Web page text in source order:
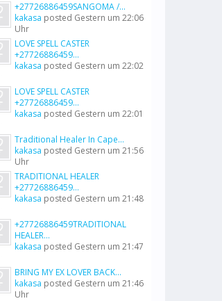
+27726886459SANGOMA /...
kakasa posted Gestern um 22:06
Uhr
LOVE SPELL CASTER
+27726886459...
kakasa posted Gestern um 22:02
LOVE SPELL CASTER
+27726886459...
kakasa posted Gestern um 22:01
Traditional Healer In Cape...
kakasa posted Gestern um 21:56
Uhr
TRADITIONAL HEALER
+27726886459...
kakasa posted Gestern um 21:48
+27726886459TRADITIONAL
HEALER...
kakasa posted Gestern um 21:47
BRING MY EX LOVER BACK...
kakasa posted Gestern um 21:46
Uhr